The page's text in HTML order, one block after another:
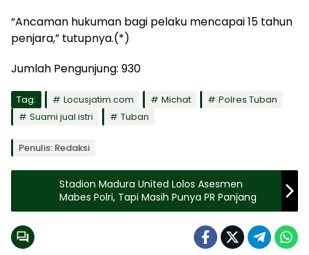
“Ancaman hukuman bagi pelaku mencapai 15 tahun
penjara,” tutupnya.(*)
Jumlah Pengunjung: 930
Tag: Locusjatim.com Michat
Polres Tuban
Suami jual istri
Tuban
Penulis: Redaksi
Stadion Madura United Lolos Asesmen
Mabes Polri, Tapi Masih Punya PR Panjang